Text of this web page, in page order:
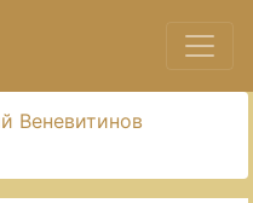
Веневитинов